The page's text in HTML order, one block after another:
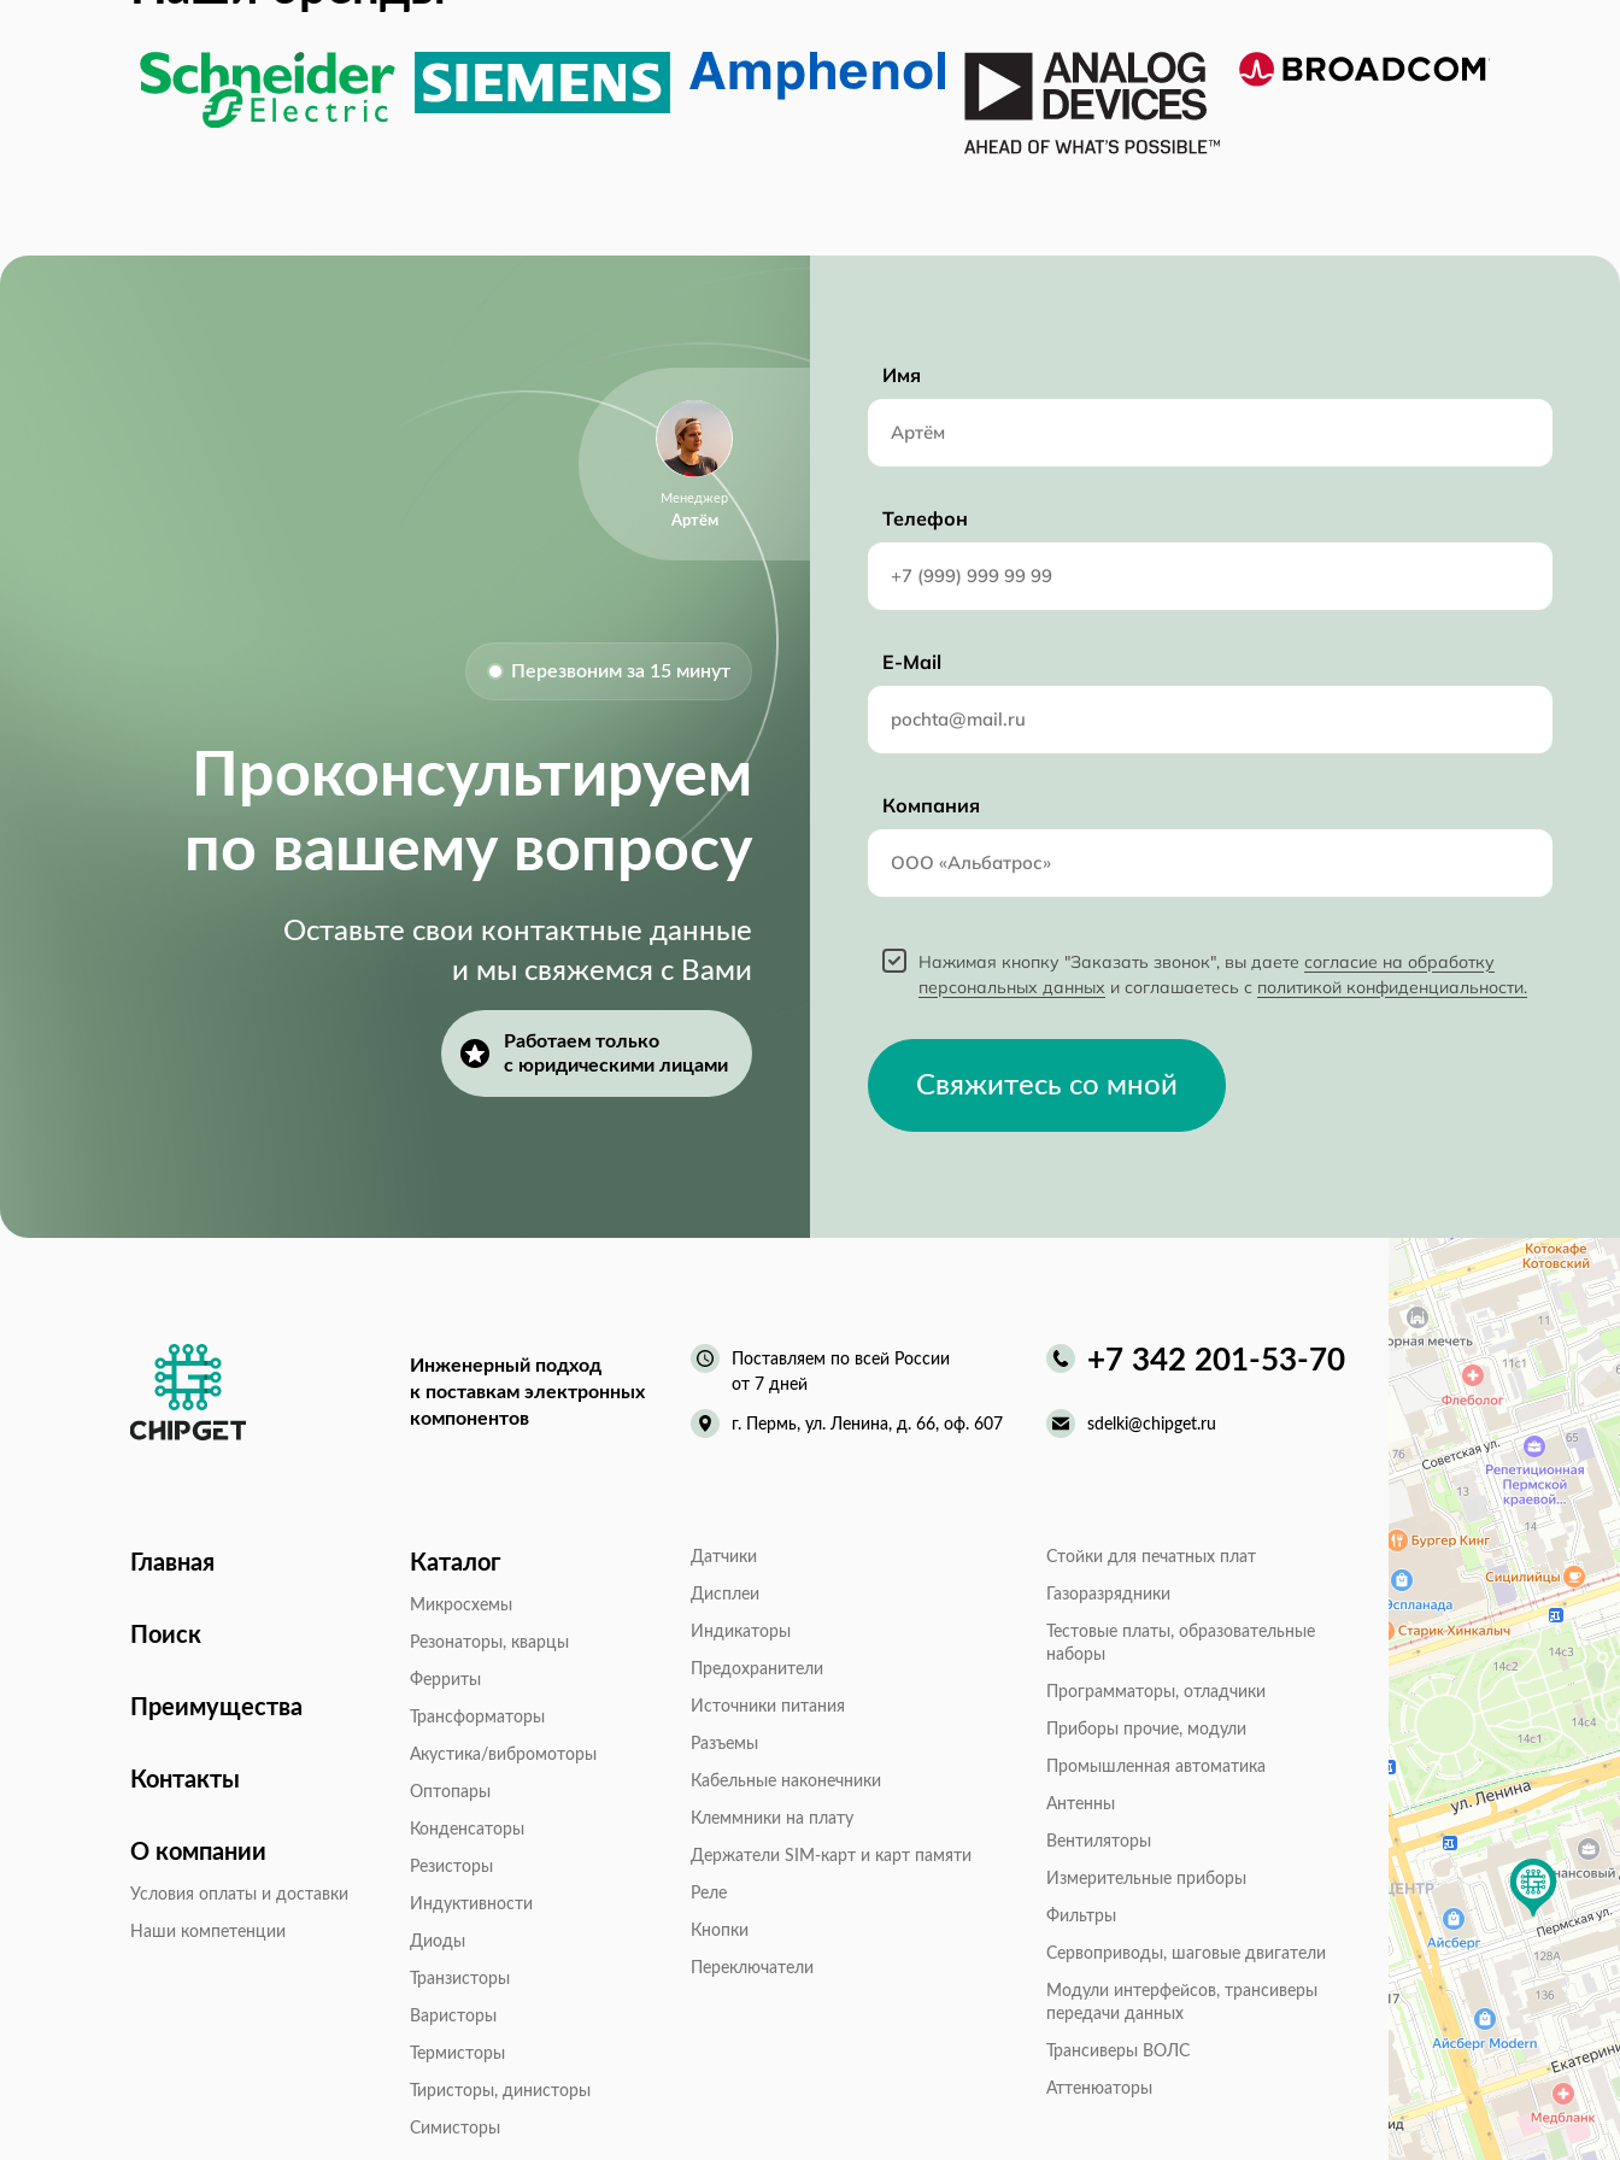
Size-Height:
0.378 mm
Size-Length:
Менеджер
Артём
Перезвоним за 15 минут
Проконсультируем
по вашему вопросу
Оставьте свои контактные данные
и мы свяжемся с Вами
Работаем только
с юридическими лицами
Имя
Телефон
E-Mail
Компания
Нажимая кнопку "Заказать звонок", вы даете согласие на обработку
персональных данных и соглашаетесь с политикой конфиденциальности.
Свяжитесь со мной
Инженерный подход
к поставкам электронных
компонентов
Поставляем по всей России
от 7 дней
+7 342 201-53-70
г. Пермь, ул. Ленина, д. 66, оф. 607 sdelki@chipget.ru
Главная
Поиск
Преимущества
Контакты
О компании
Условия оплаты и доставки
Наши компетенции
Каталог
Микросхемы
Резонаторы, кварцы
Ферриты
Трансформаторы
Акустика/вибромоторы
Оптопары
Конденсаторы
Резисторы
Индуктивности
Диоды
Транзисторы
Варисторы
Термисторы
Тиристоры, динисторы
Симисторы
Датчики
Дисплеи
Индикаторы
Предохранители
Источники питания
Разъемы
Кабельные наконечники
Клеммники на плату
Держатели SIM-карт и карт памяти
Реле
Кнопки
Переключатели
Стойки для печатных плат
Газоразрядники
Тестовые платы, образовательные
наборы
Программаторы, отладчики
Приборы прочие, модули
Промышленная автоматика
Антенны
Вентиляторы
Измерительные приборы
Фильтры
Сервоприводы, шаговые двигатели
Модули интерфейсов, трансиверы
передачи данных
Трансиверы ВОЛС
Аттенюаторы